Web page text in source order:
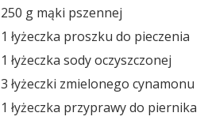
250 g mąki pszennej
1 łyżeczka proszku do pieczenia
1 łyżeczka sody oczyszczonej
3 łyżeczki zmielonego cynamonu
1 łyżeczka przyprawy do piernika